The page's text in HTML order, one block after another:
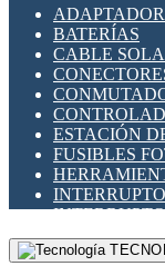
BATERÍAS
CABLE
ESTACIÓN
FUSIBLES
MONTAJE